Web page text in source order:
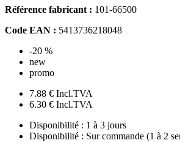
Référence fabricant : 101-66500
Code EAN : 5413736218048
-20 %
new
promo
7.88 € Incl.TVA
6.30 € Incl.TVA
Disponibilité : 1 à 3 jours
Disponibilité : Sur commande (1 à 2